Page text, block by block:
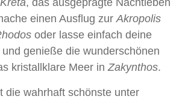
Kreta, das ausgeprägte Nachtleben
einen Ausflug zurAkropolis
oder lasse einfach deine
genieße die wunderschönen
kristallklare Meer inZakynthos.
die wahrhaft schönste unter